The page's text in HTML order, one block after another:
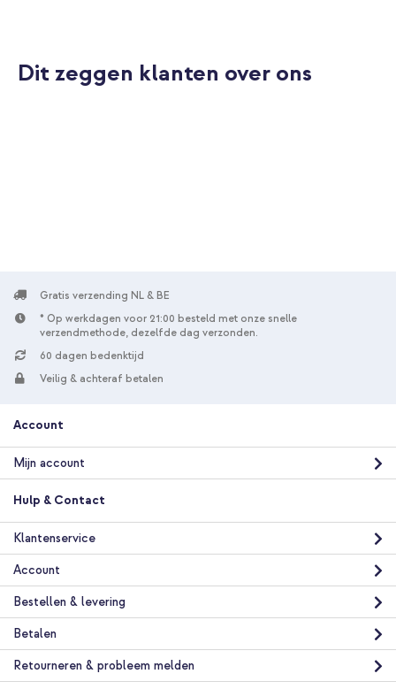
Dit zeggen klanten over ons
Gratis verzending NL & BE
* Op werkdagen voor 21:00 besteld met onze snelle
verzendmethode, dezelfde dag verzonden.
60 dagen bedenktijd
Veilig & achteraf betalen
Account
Mijn account
Hulp & Contact
Klantenservice
Account
Bestellen & levering
Betalen
Retourneren & probleem melden